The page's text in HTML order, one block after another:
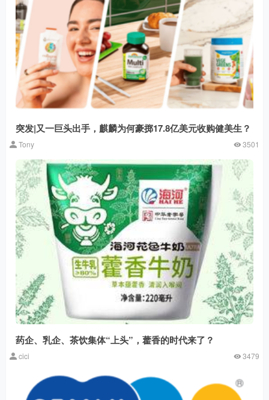
突发|又一巨头出手，麒麟为何豪掷17.8亿美元收购健美生？
Tony 3501
药企、乳企、茶饮集体“上头”，藿香的时代来了？
cici 3479